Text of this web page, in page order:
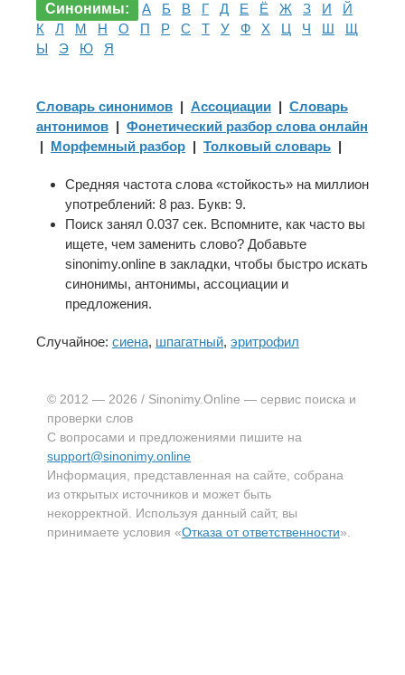
Синонимы: А Б В Г Д Е Ё Ж З И
Й
К
Л М Н О П Р С Т У Ф Х Ц Ч Ш
Щ
Ы
Э Ю Я
Словарь синонимов | Ассоциации | Словарь
антонимов | Фонетический разбор слова онлайн
| Морфемный разбор | Толковый словарь |
Средняя частота слова «стойкость» на миллион
употреблений: 8 раз. Букв: 9.
Поиск занял 0.037 сек. Вспомните, как часто вы
ищете, чем заменить слово? Добавьте
sinonimy.online в закладки, чтобы быстро искать
синонимы, антонимы, ассоциации и
предложения.
Случайное: сиена, шпагатный, эритрофил
© 2012 — 2026 / Sinonimy.Online — сервис поиска и
проверки слов
С вопросами и предложениями пишите на
support@sinonimy.online
Информация, представленная на сайте, собрана
из открытых источников и может быть
некорректной. Используя данный сайт, вы
принимаете условия «Отказа от ответственности».